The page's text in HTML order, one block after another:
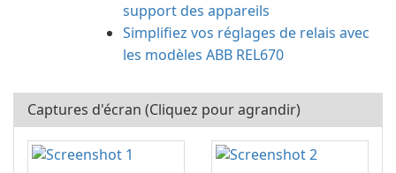
support des appareils
Simplifiez vos réglages de relais avec
les modèles ABB REL670
Captures d'écran (Cliquez pour agrandir)